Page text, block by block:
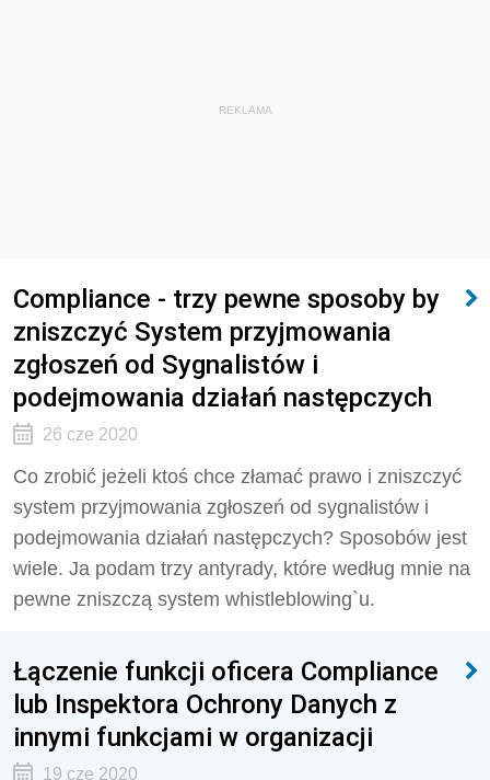
REKLAMA
Compliance - trzy pewne sposoby by
zniszczyć System przyjmowania
zgłoszeń od Sygnalistów i
podejmowania działań następczych
26 cze 2020
Co zrobić jeżeli ktoś chce złamać prawo i zniszczyć
system przyjmowania zgłoszeń od sygnalistów i
podejmowania działań następczych? Sposobów jest
wiele. Ja podam trzy antyrady, które według mnie na
pewne zniszczą system whistleblowing`u.
Łączenie funkcji oficera Compliance
lub Inspektora Ochrony Danych z
innymi funkcjami w organizacji
19 cze 2020